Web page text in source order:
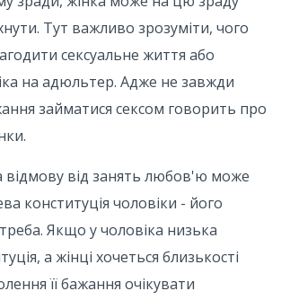
Тут важливо зрозуміти, чого
сексуальне життя або
на адюльтер. Адже не завжди
займатися сексом говорить про
відмову від занять любов'ю може
конституція чоловіки - його
Якщо у чоловіка низька
а жінці хочеться близькості
її бажання очікувати